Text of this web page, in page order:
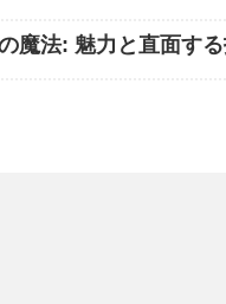
魔法: 魅力と直面す